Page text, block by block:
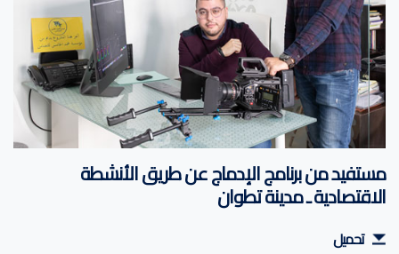
مستفيد من برنامج الإدماج عن طريق الأنشطة
الاقتصادية ـ مدينة تطوان
تحميل